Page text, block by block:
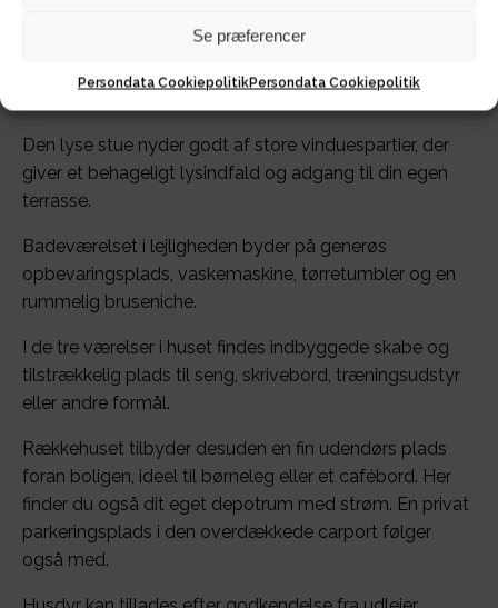
Se præferencer
Persondata CookiepolitikPersondata Cookiepolitik
elegant ovenlysvindue sikrer enestående naturligt lys,
og du kan forvente alle hvidevarer - inklusive en
Den lyse stue nyder godt af store vinduespartier, der
giver et behageligt lysindfald og adgang til din egen
terrasse.
Badeværelset i lejligheden byder på generøs
opbevaringsplads, vaskemaskine, tørretumbler og en
rummelig bruseniche.
I de tre værelser i huset findes indbyggede skabe og
tilstrækkelig plads til seng, skrivebord, træningsudstyr
eller andre formål.
Rækkehuset tilbyder desuden en fin udendørs plads
foran boligen, ideel til børneleg eller et cafébord. Her
finder du også dit eget depotrum med strøm. En privat
parkeringsplads i den overdækkede carport følger
også med.